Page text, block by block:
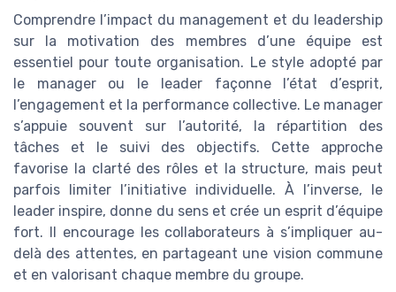
Comprendre l’impact du management et du leadership
sur la motivation des membres d’une équipe est
essentiel pour toute organisation. Le style adopté par
le manager ou le leader façonne l’état d’esprit,
l’engagement et la performance collective. Le manager
s’appuie souvent sur l’autorité, la répartition des
tâches et le suivi des objectifs. Cette approche
favorise la clarté des rôles et la structure, mais peut
parfois limiter l’initiative individuelle. À l’inverse, le
leader inspire, donne du sens et crée un esprit d’équipe
fort. Il encourage les collaborateurs à s’impliquer au-
delà des attentes, en partageant une vision commune
et en valorisant chaque membre du groupe.